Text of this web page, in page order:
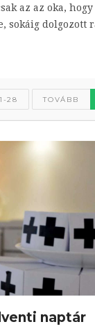
az az oka,
sokáig dolgozott
28 TOVÁBB
naptár